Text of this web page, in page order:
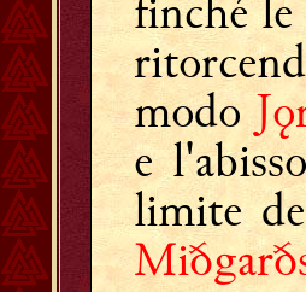
finché
modo
e
limite